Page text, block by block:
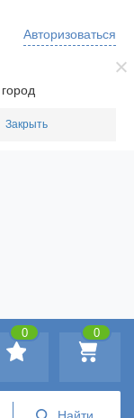
Закрыть
Авторизоваться
0
0